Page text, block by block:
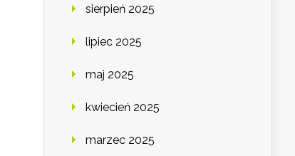
sierpień 2025
lipiec 2025
maj 2025
kwiecień 2025
marzec 2025